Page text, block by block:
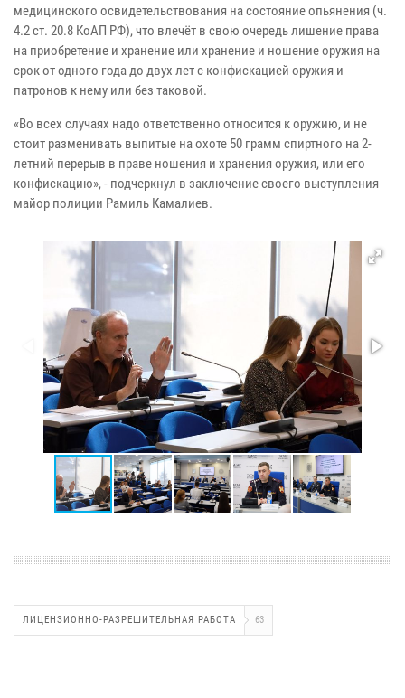
медицинского освидетельствования на состояние опьянения (ч.
4.2 ст. 20.8 КоАП РФ), что влечёт в свою очередь лишение права
на приобретение и хранение или хранение и ношение оружия на
срок от одного года до двух лет с конфискацией оружия и
патронов к нему или без таковой.
«Во всех случаях надо ответственно относится к оружию, и не
стоит разменивать выпитые на охоте 50 грамм спиртного на 2-
летний перерыв в праве ношения и хранения оружия, или его
конфискацию», - подчеркнул в заключение своего выступления
майор полиции Рамиль Камалиев.
ЛИЦЕНЗИОННО-РАЗРЕШИТЕЛЬНАЯ РАБОТА 63